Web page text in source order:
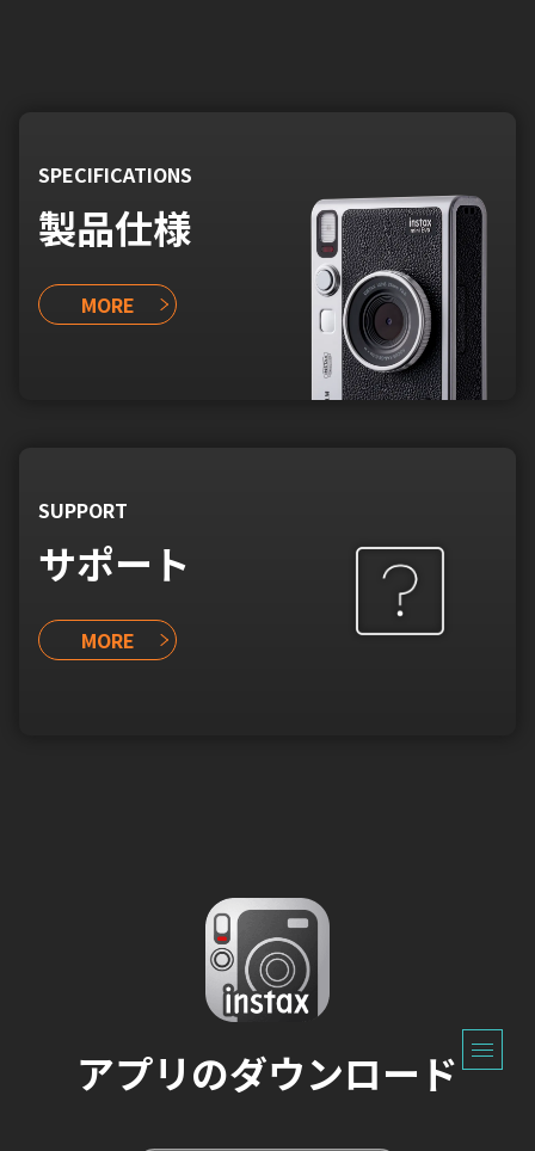
メ
SPECIFICATIONS
製品仕様
MORE
SUPPORT
サポート
MORE
アプリのダウンロード